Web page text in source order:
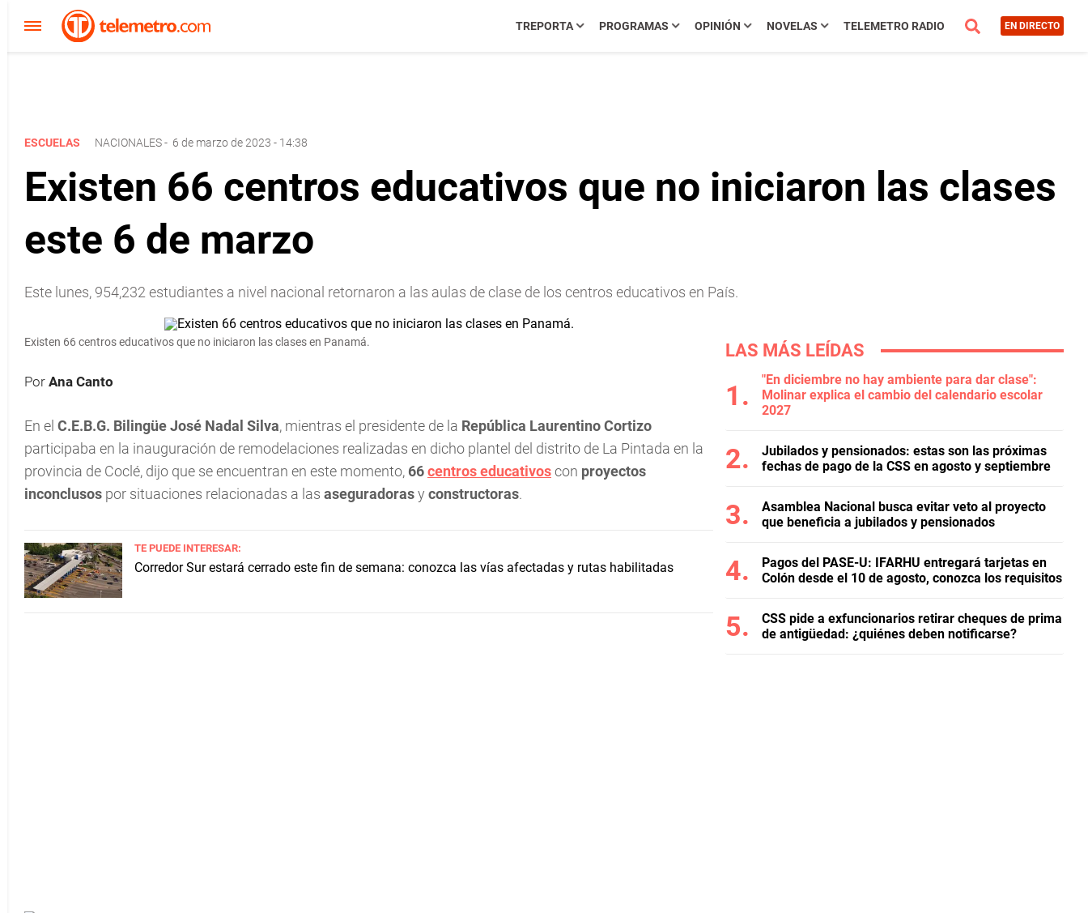
TREPORTA PROGRAMAS OPINIÓN NOVELAS TELEMETRO RADIO EN DIRECTO
ESCUELAS NACIONALES- 6 de marzo de 2023 - 14:38
Existen 66 centros educativos que no iniciaron las clases
este 6 de marzo
Este lunes, 954,232 estudiantes a nivel nacional retornaron a las aulas de clase de los centros educativos en País.
Existen 66 centros educativos que no iniciaron las clases en Panamá.
Por Ana Canto
En el C.E.B.G. Bilingüe José Nadal Silva, mientras el presidente de la República Laurentino Cortizo
participaba en la inauguración de remodelaciones realizadas en dicho plantel del distrito de La Pintada en la
provincia de Coclé, dijo que se encuentran en este momento, 66centros educativoscon proyectos
inconclusos por situaciones relacionadas a las aseguradorasy constructoras.
TE PUEDE INTERESAR:
Corredor Sur estará cerrado este fin de semana: conozca las vías afectadas y rutas habilitadas
LAS MÁS LEÍDAS
"En diciembre no hay ambiente para dar clase":
Molinar explica el cambio del calendario escolar
2027
Jubilados y pensionados: estas son las próximas
fechas de pago de la CSS en agosto y septiembre
Asamblea Nacional busca evitar veto al proyecto
que beneficia a jubilados y pensionados
Pagos del PASE-U: IFARHU entregará tarjetas en
Colón desde el 10 de agosto, conozca los requisitos
CSS pide a exfuncionarios retirar cheques de prima
de antigüedad: ¿quiénes deben notificarse?